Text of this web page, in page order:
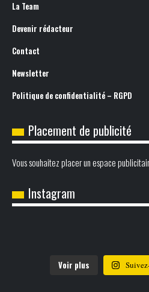
La Team
Devenir rédacteur
Contact
Newsletter
Politique de confidentialité – RGPD
Placement de publicité
Vous souhaitez placer un espace
Instagram
Voir plus